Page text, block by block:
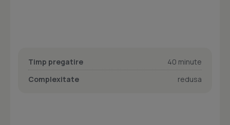
Timp pregatire
40 minute
Complexitate
redusa